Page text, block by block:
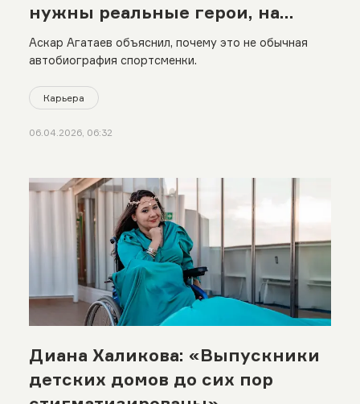
нужны реальные герои, на
которых можно равняться»
Аскар Агатаев объяснил, почему это не обычная
автобиография спортсменки.
Карьера
06.04.2026, 06:32
Диана Халикова: «Выпускники
детских домов до сих пор